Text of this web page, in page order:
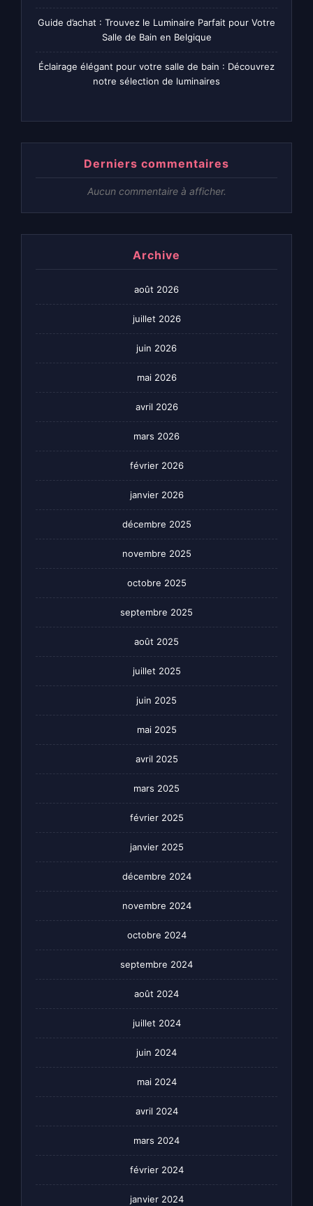
Guide d’achat : Trouvez le Luminaire Parfait pour Votre
Salle de Bain en Belgique
Éclairage élégant pour votre salle de bain : Découvrez
notre sélection de luminaires
Derniers commentaires
Aucun commentaire à afficher.
Archive
août 2026
juillet 2026
juin 2026
mai 2026
avril 2026
mars 2026
février 2026
janvier 2026
décembre 2025
novembre 2025
octobre 2025
septembre 2025
août 2025
juillet 2025
juin 2025
mai 2025
avril 2025
mars 2025
février 2025
janvier 2025
décembre 2024
novembre 2024
octobre 2024
septembre 2024
août 2024
juillet 2024
juin 2024
mai 2024
avril 2024
mars 2024
février 2024
janvier 2024